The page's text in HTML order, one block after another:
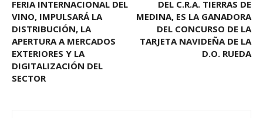
FERIA INTERNACIONAL DEL
VINO, IMPULSARÁ LA
DISTRIBUCIÓN, LA
APERTURA A MERCADOS
EXTERIORES Y LA
DIGITALIZACIÓN DEL
SECTOR
DEL C.R.A. TIERRAS DE
MEDINA, ES LA GANADORA
DEL CONCURSO DE LA
TARJETA NAVIDEÑA DE LA
D.O. RUEDA